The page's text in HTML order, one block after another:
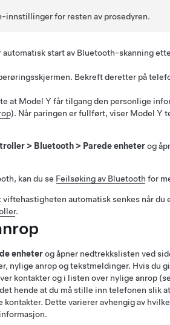
innstillinger for resten av prosedyren.
automatisk start av Bluetooth-skanning
Bekreft deretter på
at Model Y får tilgang den personlige
). Når paringen er fullført, viser Model Y
> Bluetooth > Parede enheterog
kan du se Feilsøking av Bluetooth for
viftehastigheten automatisk senkes når du
.
enheterog åpner nedtrekkslisten ved
nylige anrop og tekstmeldinger. Hvis du
kontakter og i listen over nylige anrop (se
hende at du må stille inn telefonen slik
Dette varierer avhengig av